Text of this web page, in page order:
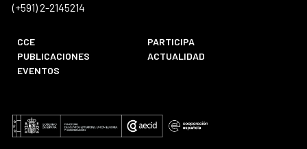
(+591) 2-2145214
CCE
PARTICIPA
PUBLICACIONES
ACTUALIDAD
EVENTOS